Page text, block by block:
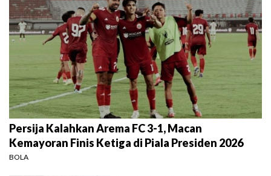
Persija Kalahkan Arema FC 3-1, Macan
Kemayoran Finis Ketiga di Piala Presiden 2026
BOLA